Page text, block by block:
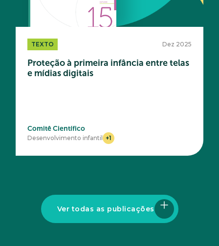
TEXTO Dez 2025
Proteção à primeira infância entre telas
e mídias digitais
Comitê Científico
Desenvolvimento infantil +1
Ver todas as publicações